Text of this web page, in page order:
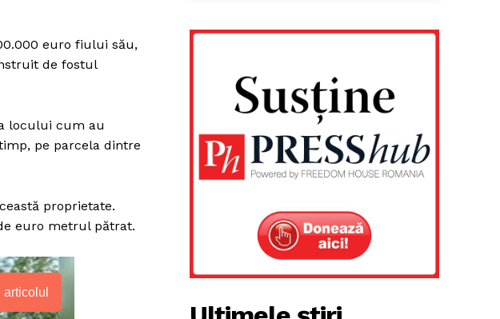
euro fiului său,
de fostul
locului cum au
pe parcela dintre
proprietate.
euro metrul pătrat.